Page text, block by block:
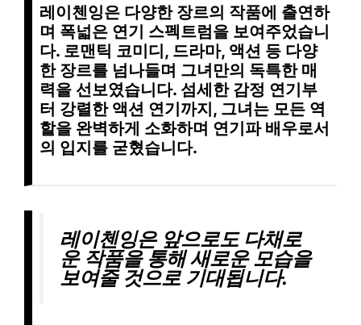
레이첸잉은 다양한 장르의 작품에 출연하
며 폭넓은 연기 스펙트럼을 보여주었습니
다. 로맨틱 코미디, 드라마, 액션 등 다양
한 장르를 넘나들며 그녀만의 독특한 매
력을 선보였습니다. 섬세한 감정 연기부
터 강렬한 액션 연기까지, 그녀는 모든 역
할을 완벽하게 소화하며 연기파 배우로서
의 입지를 굳혔습니다.
레이첸잉은 앞으로도 다채로
운 작품을 통해 새로운 모습을
보여줄 것으로 기대됩니다.